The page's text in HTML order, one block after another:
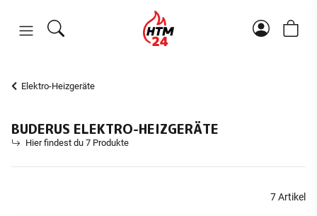
Elektro-Heizgeräte
BUDERUS ELEKTRO-HEIZGERÄTE
Hier findest du 7 Produkte
7 Artikel